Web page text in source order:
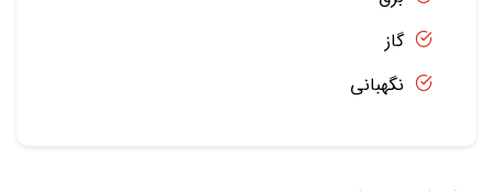
گاز
نگهبانی